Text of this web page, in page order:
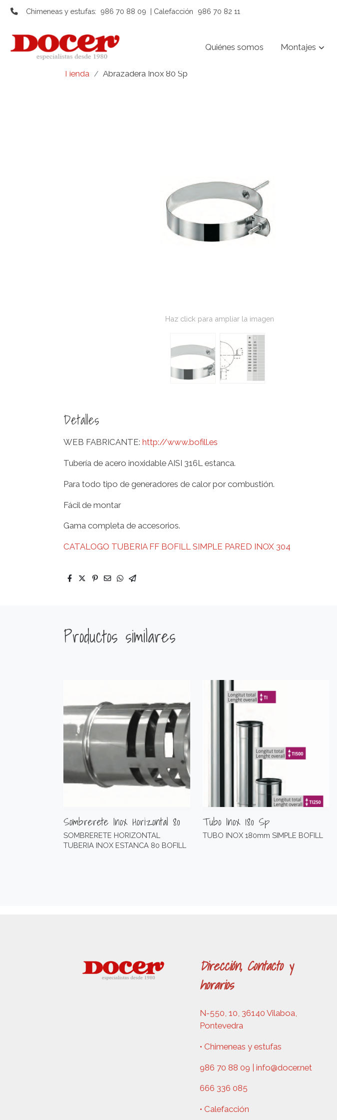
Chimeneas y estufas: 986 70 88 09 | Calefacción 986 70 82 11
Quiénes somos Montajes
Tienda Abrazadera Inox 80 Sp
Haz click para ampliar la imagen
Detalles
WEB FABRICANTE:http://www.bofill.es
Tubería de acero inoxidable AISI 316L estanca.
Para todo tipo de generadores de calor por combustión.
Fácil de montar
Gama completa de accesorios.
CATALOGO TUBERIA FF BOFILL SIMPLE PARED INOX 304
Productos similares
Sombrerete Inox Horizontal 80
SOMBRERETE HORIZONTAL
TUBERIA INOX ESTANCA 80 BOFILL
Tubo Inox 180 Sp
TUBO INOX 180mm SIMPLE BOFILL
Dirección, Contacto y
horarios
N-550, 10, 36140 Vilaboa,
Pontevedra
• Chimeneas y estufas
986 70 88 09 | info@docer.net
666 336 085
• Calefacción